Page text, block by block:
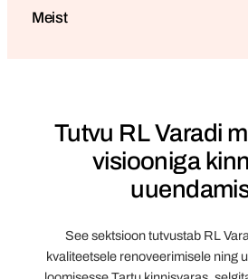
Meist
Tutvu RL Varadi
visiooniga
See sektsioon tutvustab RL
kvaliteetsele renoveerimisele ning